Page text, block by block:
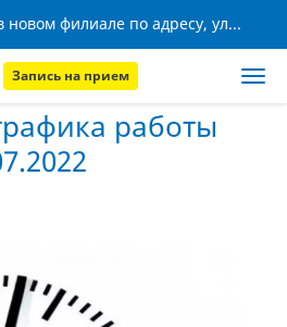
Будем рады вас видеть в новом филиале по адресу, ул. Кижеватова, 8!
Запись на прием
работы